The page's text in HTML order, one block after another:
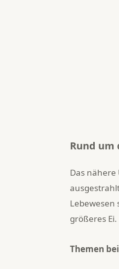
Rund um
Das nähere
Lebewesen
größeres Ei.
Themen